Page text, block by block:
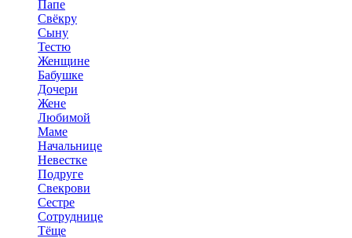
Папе
Свёкру
Сыну
Тестю
Женщине
Бабушке
Дочери
Жене
Любимой
Маме
Начальнице
Невестке
Подруге
Свекрови
Сестре
Сотруднице
Тёще